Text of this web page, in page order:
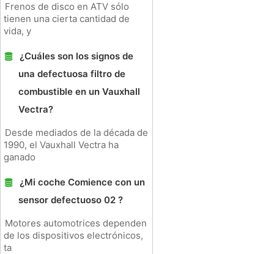
Frenos de disco en ATV sólo
tienen una cierta cantidad de
vida, y
¿Cuáles son los signos de
una defectuosa filtro de
combustible en un Vauxhall
Vectra?
Desde mediados de la década de
1990, el Vauxhall Vectra ha
ganado
¿Mi coche Comience con un
sensor defectuoso 02 ?
Motores automotrices dependen
de los dispositivos electrónicos,
ta